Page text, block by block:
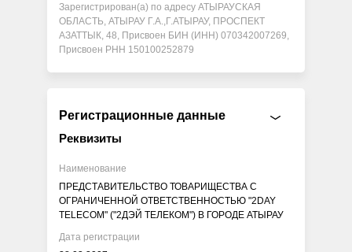
Зарегистрирован(а) по адресу АТЫРАУСКАЯ
ОБЛАСТЬ, АТЫРАУ Г.А.,Г.АТЫРАУ, ПРОСПЕКТ
АЗАТТЫК, 48, Присвоен БИН (ИНН) 070342007269,
Присвоен РНН 150100252879
Регистрационные данные
Реквизиты
Наименование
ПРЕДСТАВИТЕЛЬСТВО ТОВАРИЩЕСТВА С
ОГРАНИЧЕННОЙ ОТВЕТСТВЕННОСТЬЮ "2DAY
TELECOM" ("2ДЭЙ ТЕЛЕКОМ") В ГОРОДЕ АТЫРАУ
Дата регистрации